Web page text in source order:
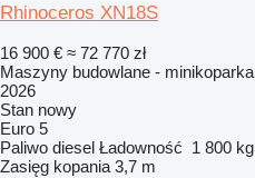
Rhinoceros XN18S
16 900 € ≈ 72 770 zł
Maszyny budowlane - minikoparka
2026
Stan nowy
Euro 5
Paliwo diesel Ładowność 1 800 kg
Zasięg kopania 3,7 m